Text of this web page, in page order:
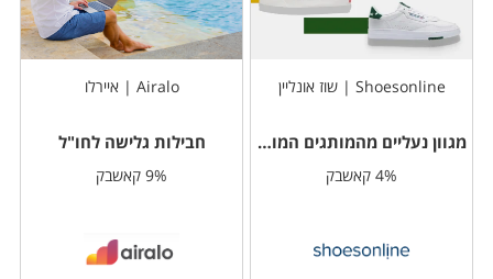
Shoesonline | שוז אונליין
מגוון נעליים מהמותגים המובילים
4% קאשבק
Airalo | איירלו
חבילות גלישה לחו"ל
9% קאשבק